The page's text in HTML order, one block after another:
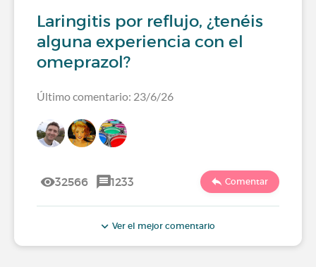
Laringitis por reflujo, ¿tenéis
alguna experiencia con el
omeprazol?
Último comentario: 23/6/26
32566 1233 Comentar
Ver el mejor comentario